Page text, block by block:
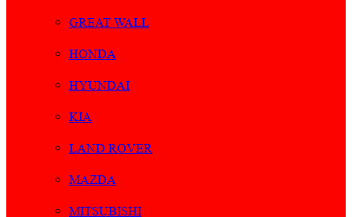
GREAT WALL
HONDA
HYUNDAI
KIA
LAND ROVER
MAZDA
MITSUBISHI